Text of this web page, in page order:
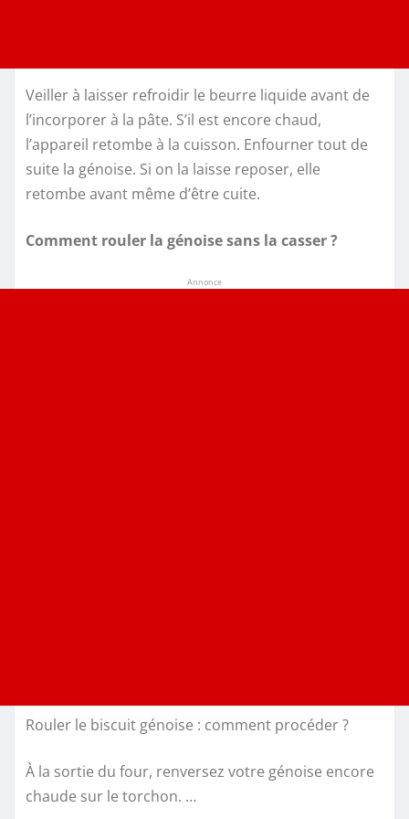
Veiller à laisser refroidir le beurre liquide avant de
l’incorporer à la pâte. S’il est encore chaud,
l’appareil retombe à la cuisson. Enfourner tout de
suite la génoise. Si on la laisse reposer, elle
retombe avant même d’être cuite.
Comment rouler la génoise sans la casser ?
Annonce
Rouler le biscuit génoise : comment procéder ?
À la sortie du four, renversez votre génoise encore
chaude sur le torchon. …